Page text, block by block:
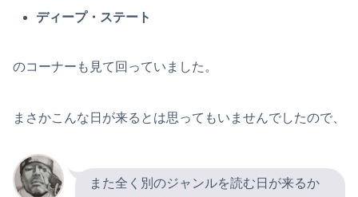
ディープ・ステート
のコーナーも見て回っていました。
まさかこんな日が来るとは思ってもいませんでしたので、
また全く別のジャンルを読む日が来るか